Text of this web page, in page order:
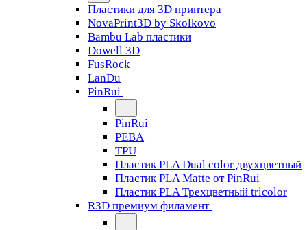
Пластики для 3D принтера
NovaPrint3D by Skolkovo
Bambu Lab пластики
Dowell 3D
FusRock
LanDu
PinRui
PinRui
PEBA
TPU
Пластик PLA Dual color двухцветный
Пластик PLA Matte от PinRui
Пластик PLA Трехцветный tricolor
R3D премиум филамент